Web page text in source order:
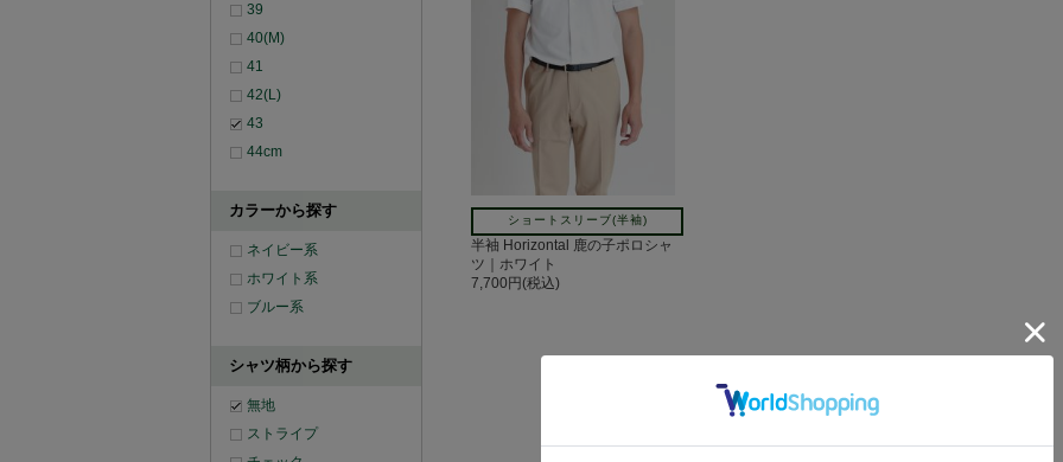
39
40(M)
41
42(L)
43
44cm
カラーから探す
ネイビー系
ホワイト系
ブルー系
シャツ柄から探す
無地
ストライプ
ショートスリーブ(半袖)
半袖 Horizontal 鹿の子ポロシャ
ツ｜ホワイト
7,700円(税込)